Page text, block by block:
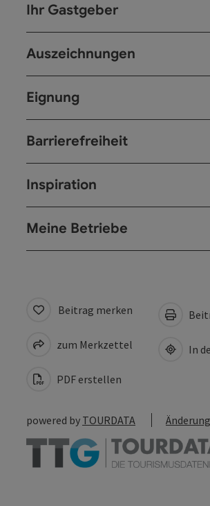
Ihr Gastgeber
Auszeichnungen
Eignung
Barrierefreiheit
Inspiration
Meine Betriebe
Beitrag merken
zum Merkzettel
PDF erstellen
In
powered by TOURDATA